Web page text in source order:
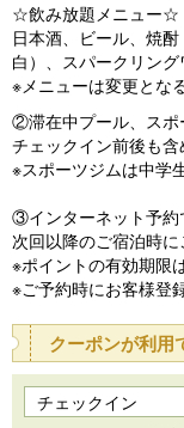
☆飲み放題メニュー☆
日本酒、ビール、焼
白）、スパークリン
※メニューは変更とな
②滞在中プール、スポ
チェックイン前後も含
※スポーツジムは中学
③インターネット予約
次回以降のご宿泊時に
※ポイントの有効期限
※ご予約時にお客様登
クーポンが利用
チェックイン